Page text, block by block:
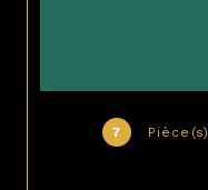
7 Pièce(s)